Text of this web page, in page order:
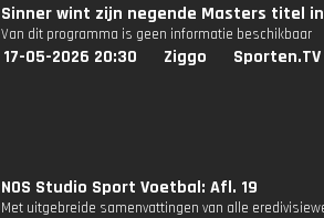
Sinner wint zijn negende Masters titel
Van dit programma is geen informatie beschikbaar
17-05-2026 20:30 Ziggo Sporten.TV
NOS Studio Sport Voetbal: Afl. 19
Met uitgebreide samenvattingen van alle